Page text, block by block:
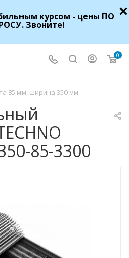
курсом - цены ПО
Звоните!
0
85 мм, ширина 350 мм
85-3300